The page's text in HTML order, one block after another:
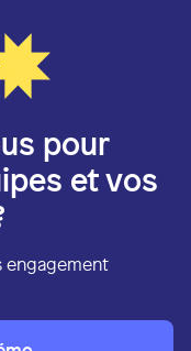
pour
et vos
engagement